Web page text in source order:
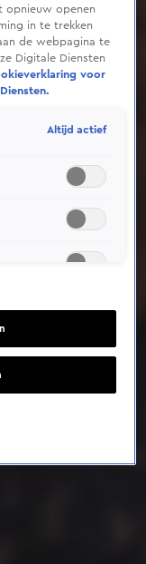
huidige locatie
opnieuw openen
in te trekken
de webpagina te
Digitale Diensten
voor
Altijd actief